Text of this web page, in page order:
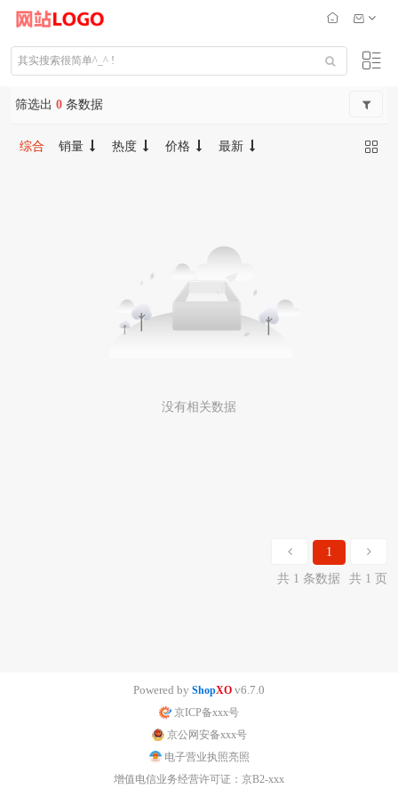
筛选出 0 条数据
综合 销量 热度 价格 最新
没有相关数据
1
共 1 条数据
共 1 页
Powered by ShopXO v6.7.0
京ICP备xxx号
京公网安备xxx号
电子营业执照亮照
增值电信业务经营许可证：京B2-xxx